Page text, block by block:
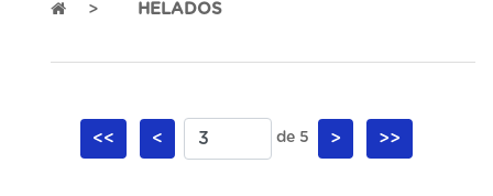
HELADOS
<< < de 5 > >>